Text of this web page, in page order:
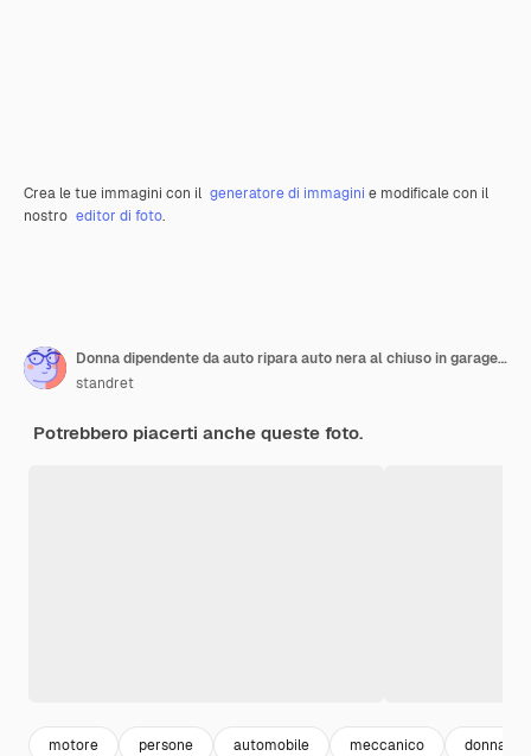
Crea le tue immagini con il generatore di immagini e modificale con il
nostro editor di foto.
Donna dipendente da auto ripara auto nera al chiuso in garage durante il giorno
standret
Potrebbero piacerti anche queste foto.
motore persone automobile meccanico donna